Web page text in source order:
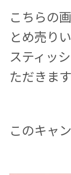
こちらの
とめ売り
スティッ
ただきます
このキャ